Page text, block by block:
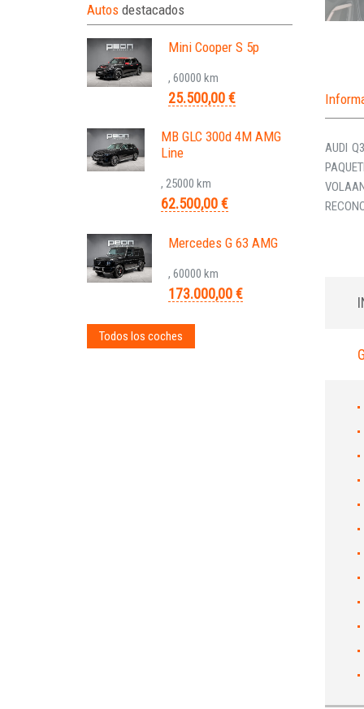
AUDI
Autos destacados
Mini Cooper S 5p
, 60000 km
25.500,00 €
MB GLC 300d 4M AMG
Line
, 25000 km
62.500,00 €
Mercedes G 63 AMG
, 60000 km
173.000,00 €
Todos los coches